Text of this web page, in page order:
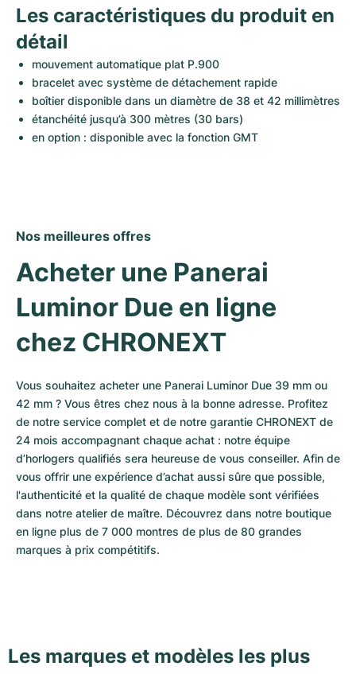
Les caractéristiques du produit en
détail
mouvement automatique plat P.900
bracelet avec système de détachement rapide
boîtier disponible dans un diamètre de 38 et 42 millimètres
étanchéité jusqu’à 300 mètres (30 bars)
en option : disponible avec la fonction GMT
Nos meilleures offres
Acheter une Panerai
Luminor Due en ligne
chez CHRONEXT
Vous souhaitez acheter une Panerai Luminor Due 39 mm ou
42 mm ? Vous êtres chez nous à la bonne adresse. Profitez
de notre service complet et de notre garantie CHRONEXT de
24 mois accompagnant chaque achat : notre équipe
d’horlogers qualifiés sera heureuse de vous conseiller. Afin de
vous offrir une expérience d’achat aussi sûre que possible,
l'authenticité et la qualité de chaque modèle sont vérifiées
dans notre atelier de maître. Découvrez dans notre boutique
en ligne plus de 7 000 montres de plus de 80 grandes
marques à prix compétitifs.
Les marques et modèles les plus